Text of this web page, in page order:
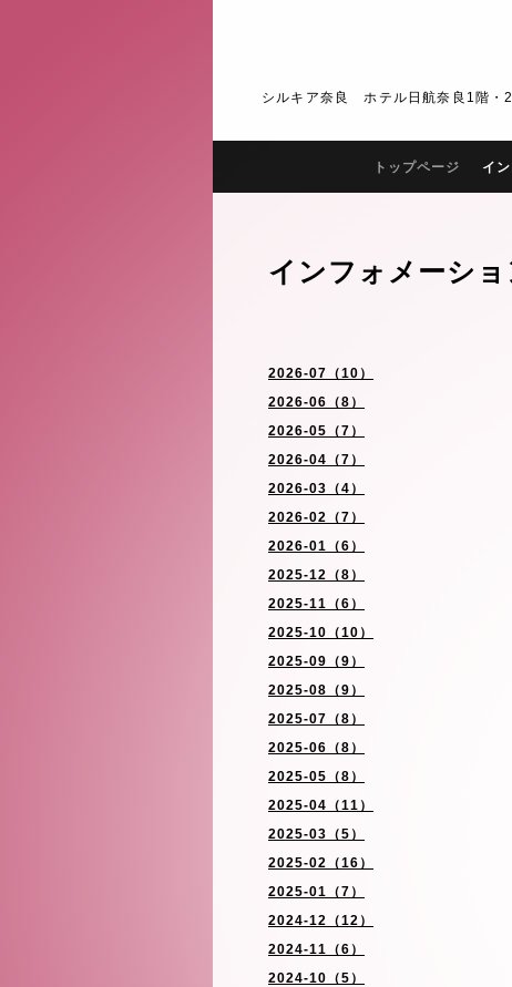
シルキア奈良 ホテル日航奈良1階
トップページ イ
2026-07（10）
2026-06（8）
2026-05（7）
2026-04（7）
2026-03（4）
2026-02（7）
2026-01（6）
2025-12（8）
2025-11（6）
2025-10（10）
2025-09（9）
2025-08（9）
2025-07（8）
2025-06（8）
2025-05（8）
2025-04（11）
2025-03（5）
2025-02（16）
2025-01（7）
2024-12（12）
2024-11（6）
2024-10（5）
インフォメーショ